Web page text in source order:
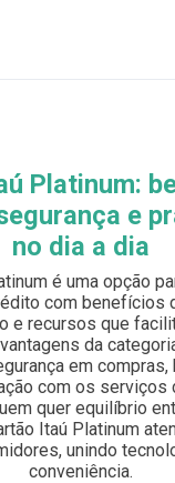
buscar o ESC para
Platinum:
e
no dia a dia
é uma opção
com benefícios
e recursos que
da
em
com os serviços
quer equilíbrio
Itaú Platinum
unindo
conveniência.